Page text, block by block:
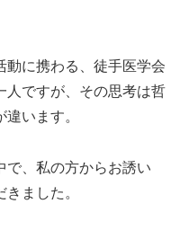
動に携わる、徒手医学会
人ですが、その思考は哲
います。
で、私の方からお誘い
ました。